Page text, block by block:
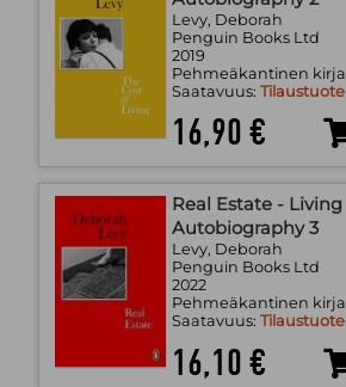
Levy, Deborah
Penguin Books Ltd
2019
Pehmeäkantinen kirja
Saatavuus: Tilaustuote
16,90 €
Real Estate - Living
Autobiography 3
Levy, Deborah
Penguin Books Ltd
2022
Pehmeäkantinen kirja
Saatavuus: Tilaustuote
16,10 €